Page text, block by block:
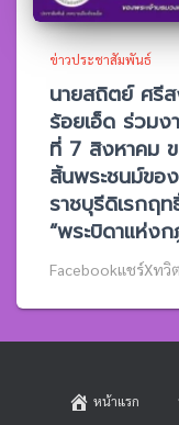
ข่าวประชาสัมพันธ์
นายสถิตย์ ศรี
ร้อยเอ็ด ร่วม
ที่ 7 สิงหาคม
สิ้นพระชนม์ขอ
ราชบุรีดิเรกฤ
“พระบิดาแห่งก
Facebookแชร์Xทวิ
หน้าแรก